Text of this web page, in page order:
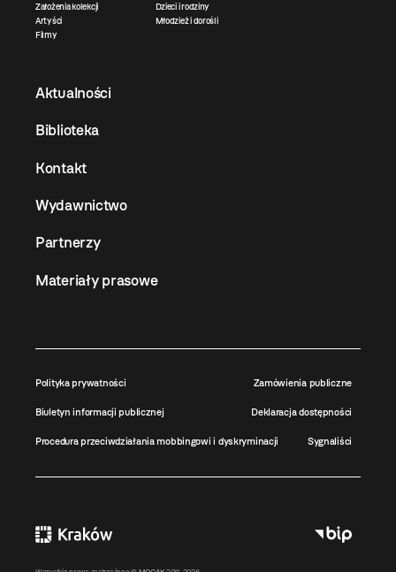
Założenia kolekcji
Artyści
Filmy
Dzieci i rodziny
Młodzież i dorośli
Aktualności
Biblioteka
Kontakt
Wydawnictwo
Partnerzy
Materiały prasowe
Polityka prywatności Zamówienia publiczne
Biuletyn informacji publicznej Deklaracja dostępności
Procedura przeciwdziałania mobbingowi i dyskryminacji Sygnaliści